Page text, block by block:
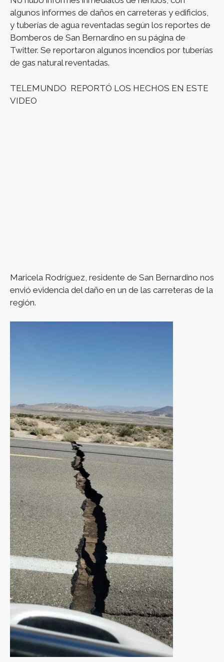
algunos informes de daños en carreteras y edificios,
y tuberías de agua reventadas según los reportes de
Bomberos de San Bernardino en su página de
Twitter. Se reportaron algunos incendios por tuberías
de gas natural reventadas.
TELEMUNDO REPORTÓ LOS HECHOS EN ESTE
VIDEO
Maricela Rodríguez, residente de San Bernardino nos
envió evidencia del daño en un de las carreteras de la
región.